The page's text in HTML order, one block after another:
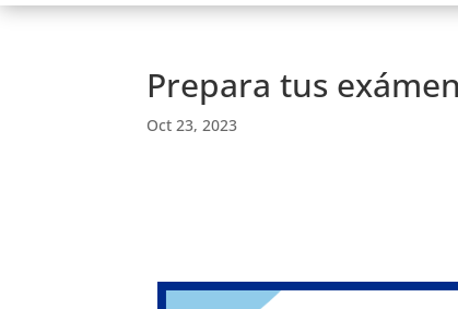
Prepara tus
Oct 23, 2023